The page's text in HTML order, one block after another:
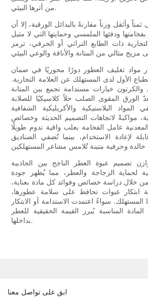
من أثرها البيئي.
وأثقل وزناً مقارنةً بالبدائل الورقية، إلا أن
ودفئها الملمسي وحمايتها التي لا مثيل
ذات الطابع التراثي أو الحرفي، ترمز
مواد تغليف العطور دورًا محوريًا في ضمان
الأول لدى المستهلك عن العلامة التجارية.
خيارات مستدامة تجمع بين المتانة
الورق المقوى الصلب حلاً كلاسيكيًا للصلابة
البلاستيكية والأكريليكية الشفافية
مواكبةً لاتجاهات التصميم الحديثة وخصائص
عامل الفخامة بعلب واقية تدوم طويلًا
لإعادة الاستخدام، بينما تُضفي الصناديق
تصميم عبوة العطر الناجح بين الجاذبية
لحماية الزجاجة والعطر، مما يُظهر جودة
خلال دراسة خصائص وفوائد كل مادة بعناية،
ابتكار عبوات تحافظ على سلامة عطورها،
سواءً اعتمدت الاستدامة أو الابتكار
المادة المناسبة يُبرز القيمة الحقيقية للعطر
بداخلها.
ابق على تواصل معنا